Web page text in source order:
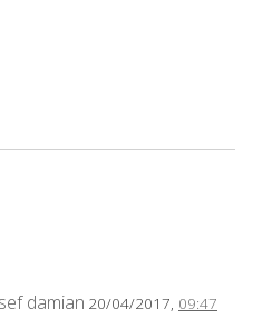
damian 20/04/2017, 09:47